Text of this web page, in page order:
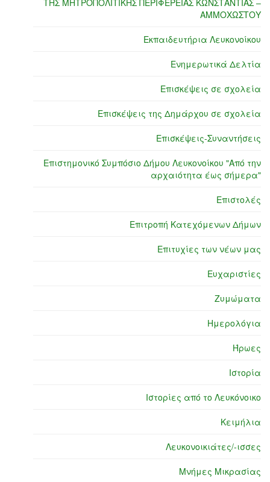
ΤΗΣ ΜΗΤΡΟΠΟΛΙΤΙΚΗΣ ΠΕΡΙΦΕΡΕΙΑΣ ΚΩΝΣΤΑΝΤΙΑΣ –
ΑΜΜΟΧΩΣΤΟΥ
Εκπαιδευτήρια Λευκονοίκου
Ενημερωτικά Δελτία
Επισκέψεις σε σχολεία
Επισκέψεις της Δημάρχου σε σχολεία
Επισκέψεις-Συναντήσεις
Επιστημονικό Συμπόσιο Δήμου Λευκονοίκου "Από την
αρχαιότητα έως σήμερα"
Επιστολές
Επιτροπή Κατεχόμενων Δήμων
Επιτυχίες των νέων μας
Ευχαριστίες
Ζυμώματα
Ημερολόγια
Ήρωες
Ιστορία
Ιστορίες από το Λευκόνοικο
Κειμήλια
Λευκονοικιάτες/-ισσες
Μνήμες Μικρασίας